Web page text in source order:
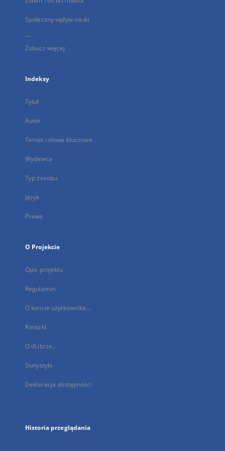
Społeczny wpływ nauki
...
Zobacz więcej
Indeksy
Tytuł
Autor
Temat i słowa kluczowe
Wydawca
Typ zasobu
Język
Prawa
O Projekcie
Opis projektu
Regulamin
O koncie użytkownika...
Kontakt
O dLibrze...
Statystyki
Deklaracja dostępności
Historia przeglądania